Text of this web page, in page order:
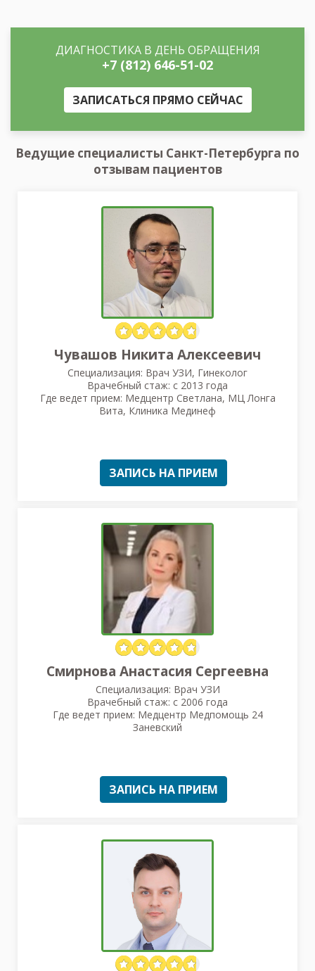
ДИАГНОСТИКА В ДЕНЬ ОБРАЩЕНИЯ
+7 (812) 646-51-02
ЗАПИСАТЬСЯ ПРЯМО СЕЙЧАС
Ведущие специалисты Санкт-Петербурга по
отзывам пациентов
Чувашов Никита Алексеевич
Специализация: Врач УЗИ, Гинеколог
Врачебный стаж: с 2013 года
Где ведет прием: Медцентр Светлана, МЦ Лонга
Вита, Клиника Мединеф
ЗАПИСЬ НА ПРИЕМ
Смирнова Анастасия Сергеевна
Специализация: Врач УЗИ
Врачебный стаж: с 2006 года
Где ведет прием: Медцентр Медпомощь 24
Заневский
ЗАПИСЬ НА ПРИЕМ